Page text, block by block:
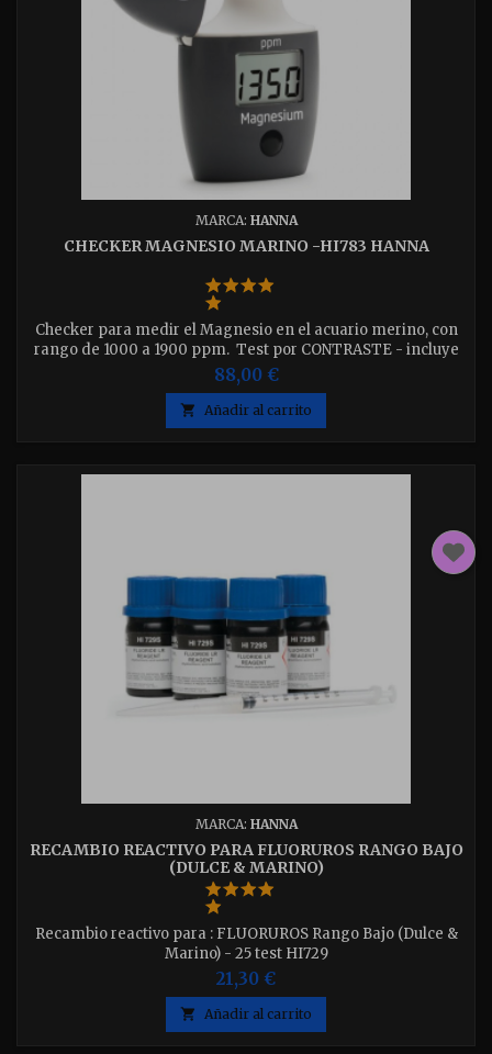
MARCA: HANNA
CHECKER MAGNESIO MARINO -HI783 HANNA
Checker para medir el Magnesio en el acuario merino, con
rango de 1000 a 1900 ppm. Test por CONTRASTE - incluye
25 test
88,00 €
 Añadir al carrito
MARCA: HANNA
RECAMBIO REACTIVO PARA FLUORUROS RANGO BAJO
(DULCE & MARINO)
Recambio reactivo para : FLUORUROS Rango Bajo (Dulce &
Marino) - 25 test HI729
21,30 €
 Añadir al carrito